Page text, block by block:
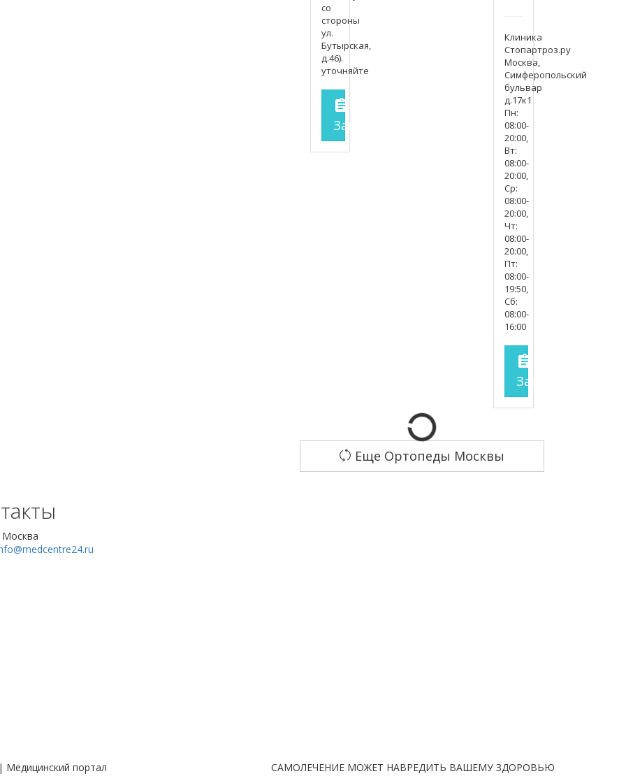
со
стороны
ул.
Бутырская,
д.46).
уточняйте
assignment
Запись на прием
заполнить форму онлайн
Клиника
Стопартроз.ру
Москва,
Симферопольский
бульвар
д.17к1
Пн:
08:00-
20:00,
Вт:
08:00-
20:00,
Ср:
08:00-
20:00,
Чт:
08:00-
20:00,
Пт:
08:00-
19:50,
Сб:
08:00-
16:00
assignment
Запись на прием
Еще Ортопеды Москвы
Москва
| Медицинский портал
САМОЛЕЧЕНИЕ МОЖЕТ НАВРЕДИТЬ ВАШЕМУ ЗДОРОВЬЮ